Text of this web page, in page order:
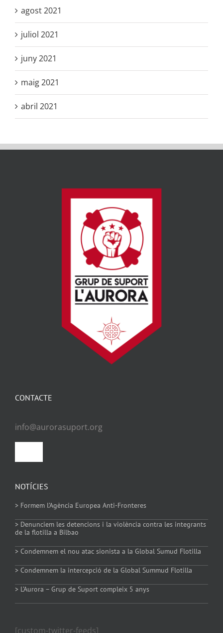
agost 2021
juliol 2021
juny 2021
maig 2021
abril 2021
NOTÍCIES
> Formem l’Agència Europea Anti-Fronteres
> Denunciem les detencions i la violència contra les integrants
de la flotilla a Bilbao
> Condemnem el nou atac sionista a la Global Sumud Flotilla
> Condemnem la intercepció de la Global Summud Flotilla
> L’Aurora – Grup de Suport compleix 5 anys
CONTACTE
info@aurorasuport.org
Política de Cookies
[custom-twitter-feeds]